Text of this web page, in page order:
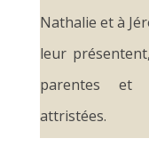
Nathalie et à
leur
parentes et
attristées.